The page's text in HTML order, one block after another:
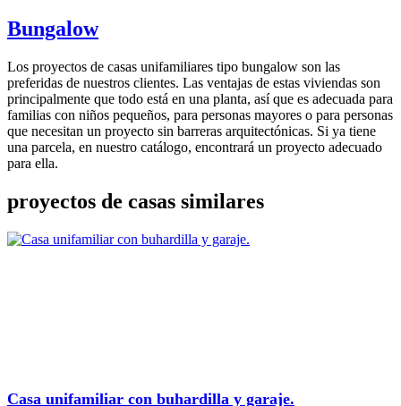
Bungalow
Los proyectos de casas unifamiliares tipo bungalow son las
preferidas de nuestros clientes. Las ventajas de estas viviendas son
principalmente que todo está en una planta, así que es adecuada para
familias con niños pequeños, para personas mayores o para personas
que necesitan un proyecto sin barreras arquitectónicas. Si ya tiene
una parcela, en nuestro catálogo, encontrará un proyecto adecuado
para ella.
proyectos de casas similares
Casa unifamiliar con buhardilla y garaje.